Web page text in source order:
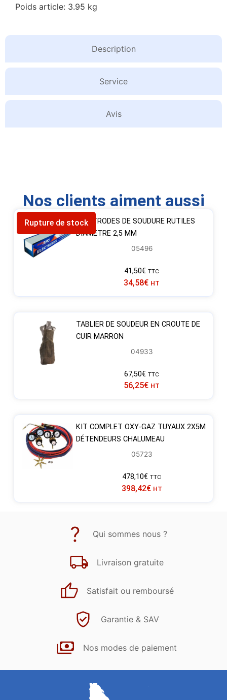
Description
Service
Avis
Poids article: 3.95 kg
Nos clients aiment aussi
Rupture de stockÉLECTRODES DE SOUDURE RUTILES
DIAMÈTRE 2,5 MM
05496
41,50€ TTC
34,58€ HT
TABLIER DE SOUDEUR EN CROUTE DE
CUIR MARRON
04933
67,50€ TTC
56,25€ HT
KIT COMPLET OXY-GAZ TUYAUX 2X5M
DÉTENDEURS CHALUMEAU
05723
478,10€ TTC
398,42€ HT
Qui sommes nous ?
Livraison gratuite
Satisfait ou remboursé
Garantie & SAV
Nos modes de paiement